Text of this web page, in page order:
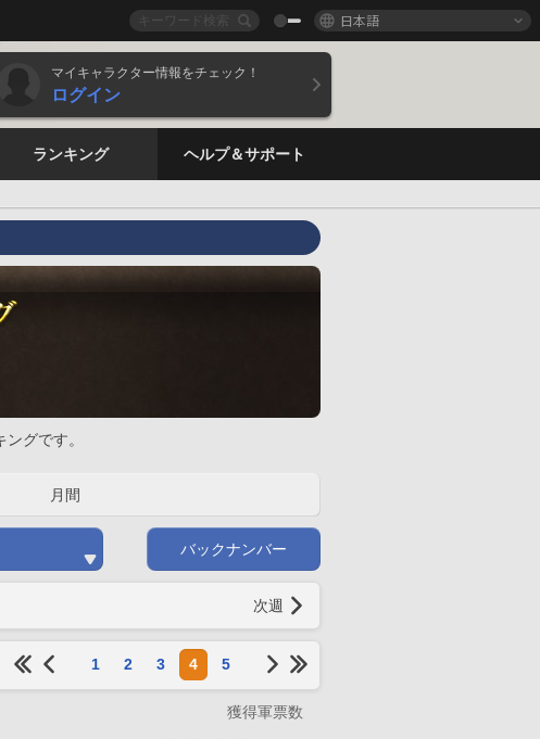
日本語
マイキャラクター情報をチェック！
ログイン
ランキング ヘルプ＆サポート
グです。
月間
バックナンバー
次週
1 2 3 4 5
獲得軍票数